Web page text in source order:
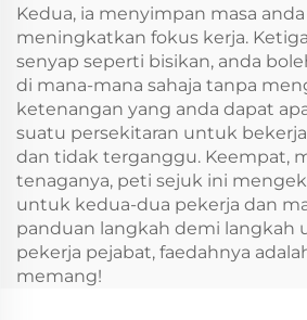
Kedua, ia menyimpan masa
meningkatkan fokus kerja.
senyap seperti bisikan, anda
di mana-mana sahaja tanpa
ketenangan yang anda dapat
suatu persekitaran untuk
dan tidak terganggu. Keempat,
tenaganya, peti sejuk ini
untuk kedua-dua pekerja dan
panduan langkah demi langkah
pekerja pejabat, faedahnya
memang!